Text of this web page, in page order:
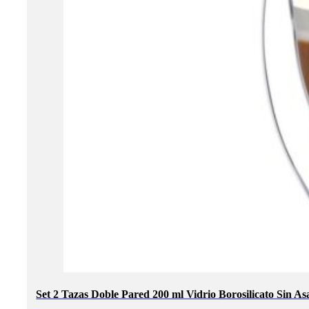
Set 2 Tazas Doble Pared 200 ml Vidrio Borosilicato Sin